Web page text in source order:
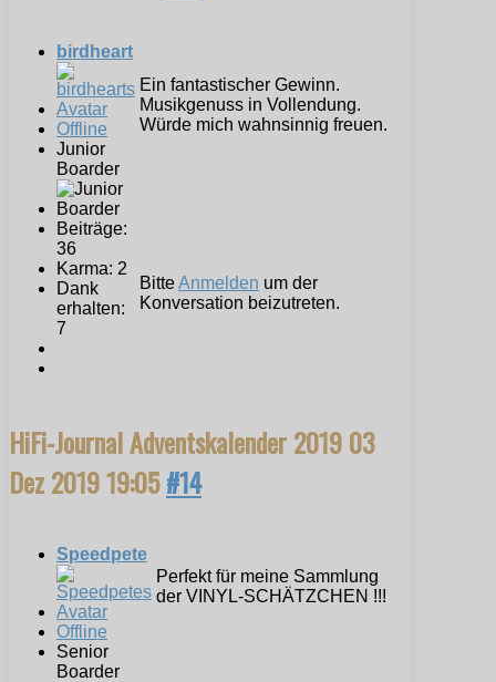
birdheart
Offline
Junior
Boarder
Beiträge:
36
Karma: 2
Dank
erhalten:
7
Ein fantastischer Gewinn.
Musikgenuss in Vollendung.
Würde mich wahnsinnig freuen.
BitteAnmelden um der
Konversation beizutreten.
HiFi-Journal Adventskalender 201903
Dez 2019 19:05#14
Speedpete
Offline
Senior
Boarder
Perfekt für meine Sammlung
der VINYL-SCHÄTZCHEN !!!